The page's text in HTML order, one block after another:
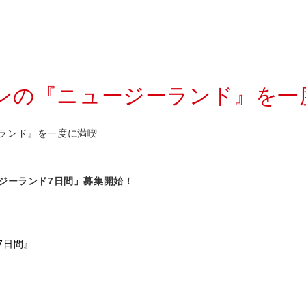
の『ニュージーランド』を一
ンド』を一度に満喫
ーランド7日間』募集開始！
間』